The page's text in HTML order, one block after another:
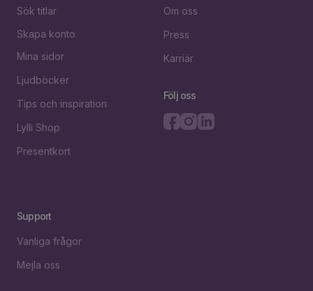
Sök titlar
Skapa konto
Mina sidor
Ljudböcker
Tips och inspiration
Lylli Shop
Presentkort
Om oss
Press
Karriär
Följ oss
Support
Vanliga frågor
Mejla oss